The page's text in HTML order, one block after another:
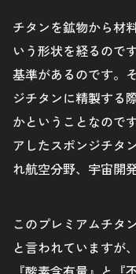
チタンを鉱物から材
いう形状を経るので
基準があるのです。
ジチタンに精製する
かということなので
アしたスポンジチタ
れ航空分野、宇宙開
このプレミアムチタ
と言われていますが